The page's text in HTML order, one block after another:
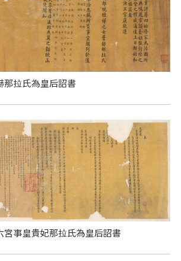
那拉氏為皇后詔書
宮事皇貴妃那拉氏為皇后詔書